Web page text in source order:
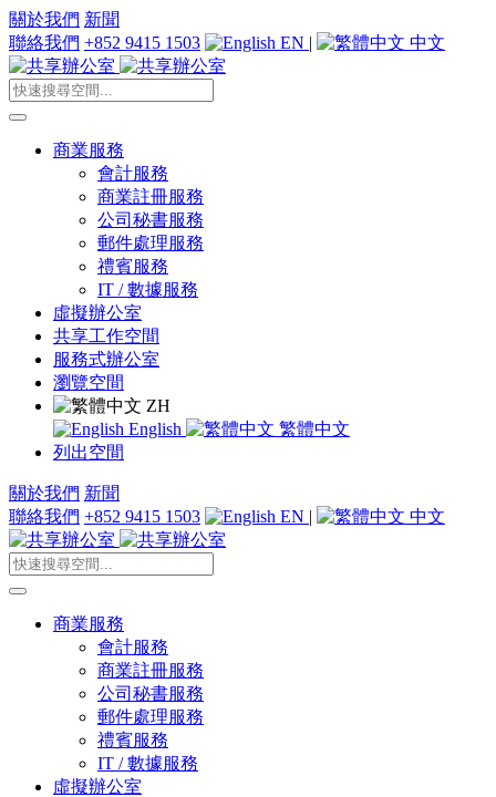
關於我們 新聞
聯絡我們 +852 9415 1503 EN | 中文
商業服務
會計服務
商業註冊服務
公司秘書服務
郵件處理服務
禮賓服務
IT / 數據服務
虛擬辦公室
共享工作空間
服務式辦公室
瀏覽空間
ZH
English
繁體中文
列出空間
關於我們 新聞
聯絡我們 +852 9415 1503 EN | 中文
商業服務
會計服務
商業註冊服務
公司秘書服務
郵件處理服務
禮賓服務
IT / 數據服務
虛擬辦公室